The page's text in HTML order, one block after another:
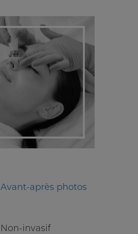
Avant-après photos
Non-invasif